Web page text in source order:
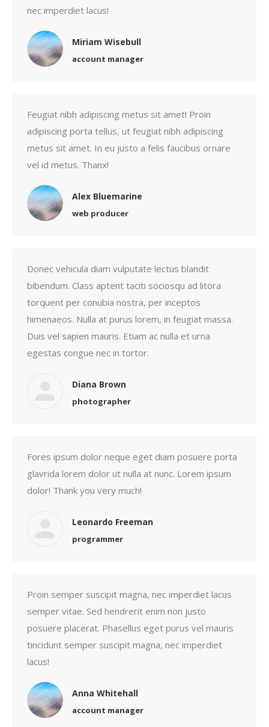
nec imperdiet lacus!
Miriam Wisebull
account manager
Feugiat nibh adipiscing metus sit amet! Proin
adipiscing porta tellus, ut feugiat nibh adipiscing
metus sit amet. In eu justo a felis faucibus ornare
vel id metus. Thanx!
Alex Bluemarine
web producer
Donec vehicula diam vulputate lectus blandit
bibendum. Class aptent taciti sociosqu ad litora
torquent per conubia nostra, per inceptos
himenaeos. Nulla at purus lorem, in feugiat massa.
Duis vel sapien mauris. Etiam ac nulla et urna
egestas congue nec in tortor.
Diana Brown
photographer
Fores ipsum dolor neque eget diam posuere porta
glavrida lorem dolor ut nulla at nunc. Lorem ipsum
dolor! Thank you very much!
Leonardo Freeman
programmer
Proin semper suscipit magna, nec imperdiet lacus
semper vitae. Sed hendrerit enim non justo
posuere placerat. Phasellus eget purus vel mauris
tincidunt semper suscipit magna, nec imperdiet
lacus!
Anna Whitehall
account manager